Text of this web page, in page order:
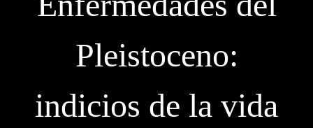
Pleistoceno:
indicios de la vida